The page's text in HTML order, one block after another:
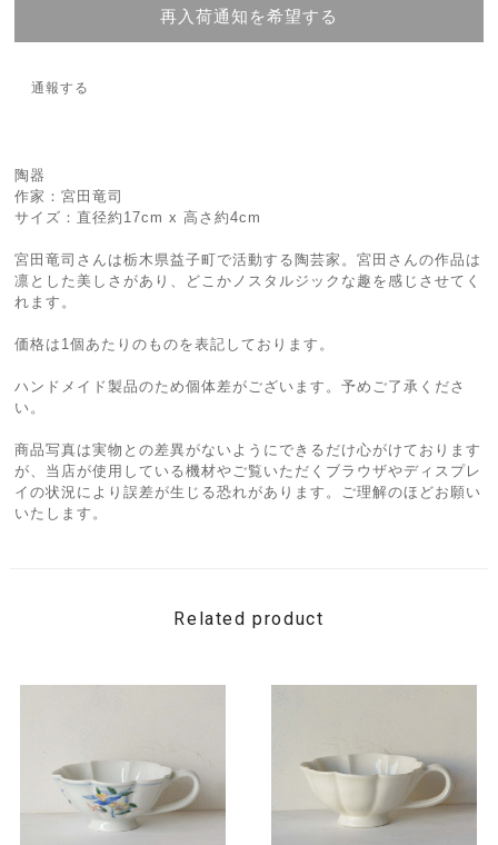
再入荷通知を希望する
通報する
陶器
作家：宮田竜司
サイズ：直径約17cm x 高さ約4cm
宮田竜司さんは栃木県益子町で活動する陶芸家。宮田さんの作品は
凛とした美しさがあり、どこかノスタルジックな趣を感じさせてく
れます。
価格は1個あたりのものを表記しております。
ハンドメイド製品のため個体差がございます。予めご了承くださ
い。
商品写真は実物との差異がないようにできるだけ心がけております
が、当店が使用している機材やご覧いただくブラウザやディスプレ
イの状況により誤差が生じる恐れがあります。ご理解のほどお願い
いたします。
Related product